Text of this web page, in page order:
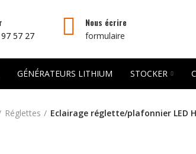
57 27
Nous écrire
formulaire
GÉNÉRATEURS LITHIUM STOCKER
Réglettes Eclairage réglette/plafonnier LED